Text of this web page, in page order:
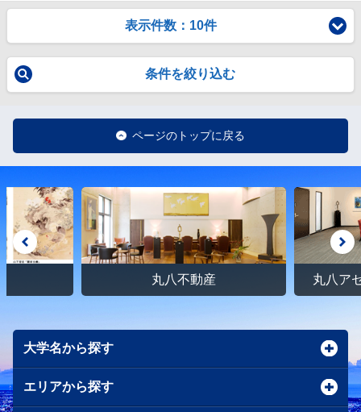
表示件数：10件
条件を絞り込む
ページのトップに戻る
丸八不動産 丸八ア
大学名から探す
エリアから探す